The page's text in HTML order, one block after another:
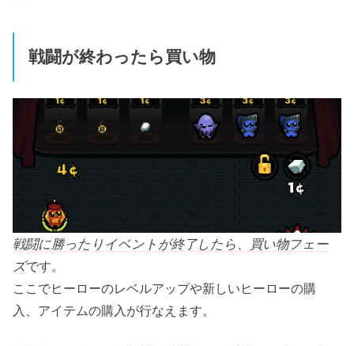
戦闘が終わったら買い物
戦闘に勝ったりイベントが終了したら、買い物フェー
ズです。
ここでヒーローのレベルアップや新しいヒーローの購
入、アイテムの購入が行なえます。